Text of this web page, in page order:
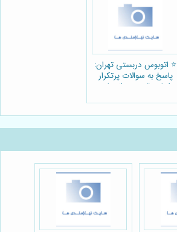
⭐️ اتوبوس دربستی تهران:
پاسخ به سوالات پرتکرار
اجاره، قیمت و انتخاب